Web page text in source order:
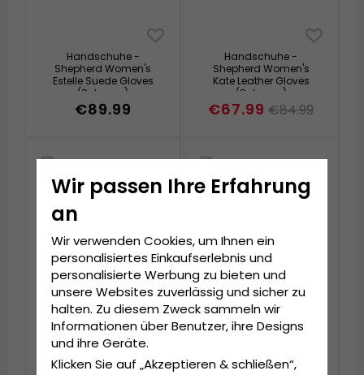
Handschuhe -
Shepherd Women's
Estelle Suede Gloves
(Schwarz)
€89.99
Handschuhe -
Shepherd Women's
Kate Leather Gloves
(Schwarz)
€67.99 €84.99
Handschuhe -
Shepherd William
Handschuhe -
(Schwarz)
Wir passen Ihre Erfahrung
an
Wir verwenden Cookies, um Ihnen ein
personalisiertes Einkaufserlebnis und
personalisierte Werbung zu bieten und
unsere Websites zuverlässig und sicher zu
halten. Zu diesem Zweck sammeln wir
Informationen über Benutzer, ihre Designs
und ihre Geräte.
Klicken Sie auf „Akzeptieren & schließen“,